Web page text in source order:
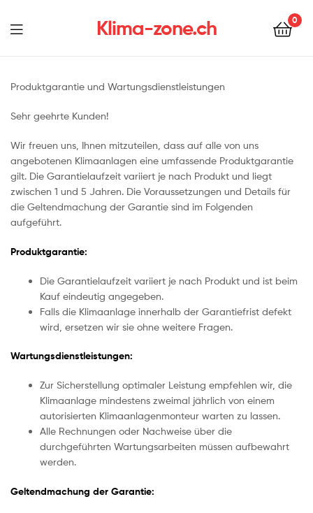
Klima-zone.ch 0
Produktgarantie und Wartungsdienstleistungen
Sehr geehrte Kunden!
Wir freuen uns, Ihnen mitzuteilen, dass auf alle von uns
angebotenen Klimaanlagen eine umfassende Produktgarantie
gilt. Die Garantielaufzeit variiert je nach Produkt und liegt
zwischen 1 und 5 Jahren. Die Voraussetzungen und Details für
die Geltendmachung der Garantie sind im Folgenden
aufgeführt.
Produktgarantie:
Die Garantielaufzeit variiert je nach Produkt und ist beim
Kauf eindeutig angegeben.
Falls die Klimaanlage innerhalb der Garantiefrist defekt
wird, ersetzen wir sie ohne weitere Fragen.
Wartungsdienstleistungen:
Zur Sicherstellung optimaler Leistung empfehlen wir, die
Klimaanlage mindestens zweimal jährlich von einem
autorisierten Klimaanlagenmonteur warten zu lassen.
Alle Rechnungen oder Nachweise über die
durchgeführten Wartungsarbeiten müssen aufbewahrt
werden.
Geltendmachung der Garantie: